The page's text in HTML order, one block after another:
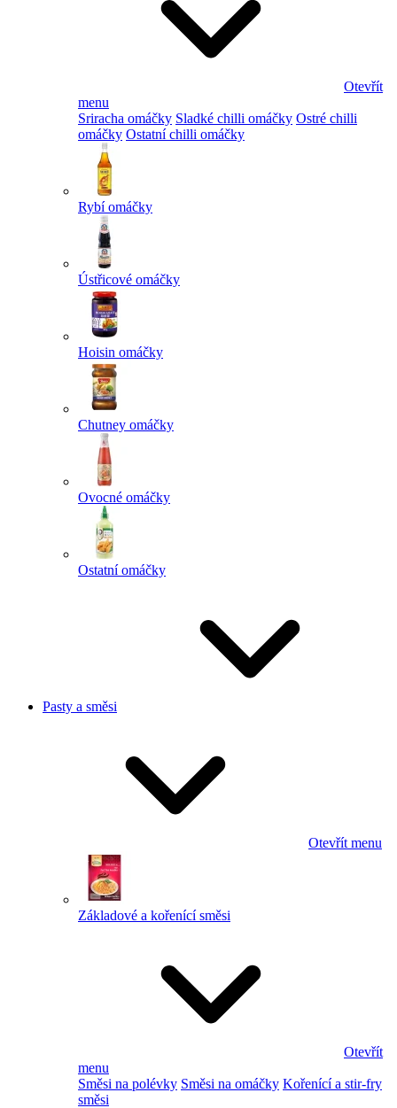
Otevřít
menu
Sriracha omáčky Sladké chilli omáčky Ostré chilli
omáčky Ostatní chilli omáčky
Rybí omáčky
Ústřicové omáčky
Hoisin omáčky
Chutney omáčky
Ovocné omáčky
Ostatní omáčky
Pasty a směsi
Otevřít menu
Základové a kořenící směsi
Otevřít
menu
Směsi na polévky Směsi na omáčky Kořenící a stir-fry
směsi